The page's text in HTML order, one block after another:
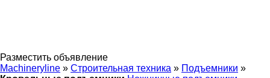
Разместить объявление
Machineryline » Строительная техника » Подъемники »